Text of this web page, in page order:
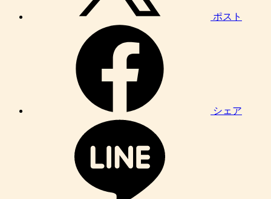
ポスト
シェア